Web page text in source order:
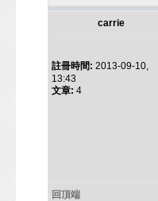
carrie
註冊時間: 2013-09-10,
13:43
文章: 4
回頂端